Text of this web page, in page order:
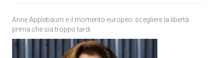
Anne Applebaum e il momento europeo: scegliere la libertà
prima che sia troppo tardi